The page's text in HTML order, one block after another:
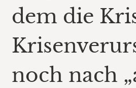
dem die
noch nach